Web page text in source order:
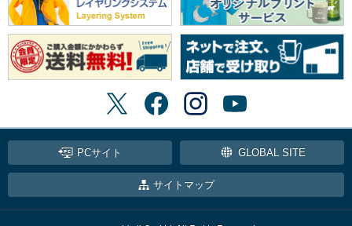
PCサイト GLOBAL SITE
サイトマップ